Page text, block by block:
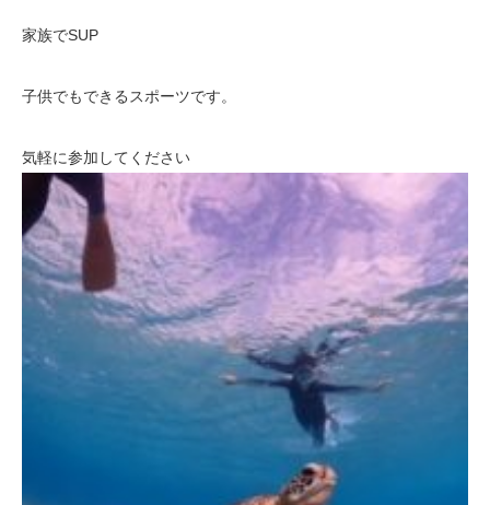
家族でSUP
子供でもできるスポーツです。
気軽に参加してください